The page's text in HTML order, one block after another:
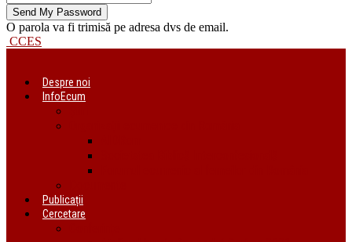
O parola va fi trimisă pe adresa dvs de email.
CCES
Despre noi
InfoEcum
Publicații
Cercetare